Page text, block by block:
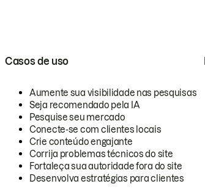
Casos de uso
Aumente sua visibilidade nas pesquisas
Seja recomendado pela IA
Pesquise seu mercado
Conecte-se com clientes locais
Crie conteúdo engajante
Corrija problemas técnicos do site
Fortaleça sua autoridade fora do site
Desenvolva estratégias para clientes